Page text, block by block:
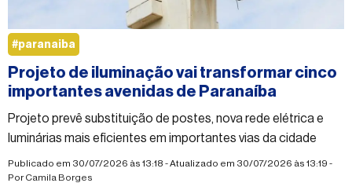
Projeto de iluminação vai transformar cinco
importantes avenidas de Paranaíba
Projeto prevê substituição de postes, nova rede elétrica e
luminárias mais eficientes em importantes vias da cidade
Publicado em 30/07/2026 às 13:18 - Atualizado em 30/07/2026 às 13:19 -
PorCamila Borges
#paranaiba